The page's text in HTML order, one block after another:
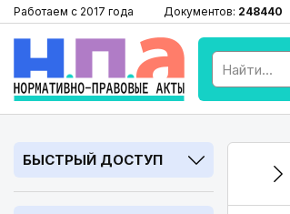
Работаем с 2017 года Документов: 248440
БЫСТРЫЙ ДОСТУП